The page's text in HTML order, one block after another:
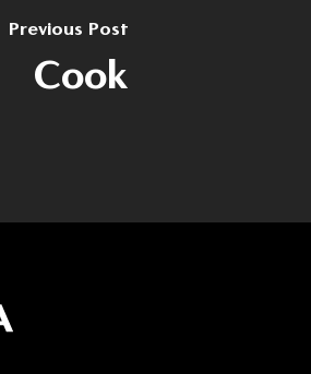
Previous Post
Cook